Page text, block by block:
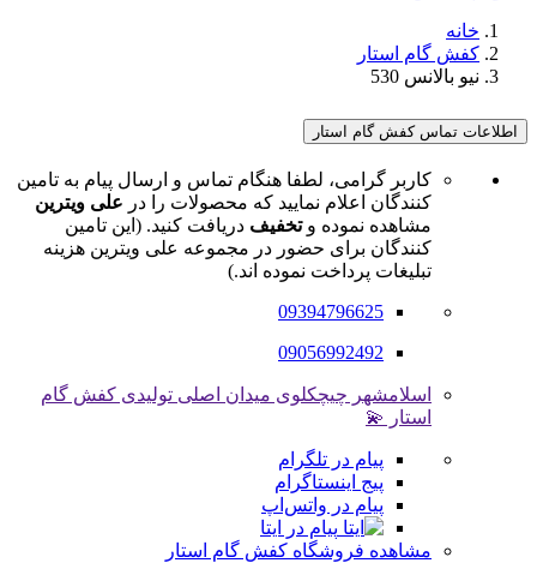
خانه
کفش گام استار
نیو بالانس 530
اطلاعات تماس کفش گام استار
کاربر گرامی، لطفا هنگام تماس و ارسال پیام به تامین
کنندگان اعلام نمایید که محصولات را در علی ویترین
مشاهده نموده وتخفیف دریافت کنید. (این تامین
کنندگان برای حضور در مجموعه علی ویترین هزینه
تبلیغات پرداخت نموده اند.)
09394796625
09056992492
اسلامشهر چیچکلوی میدان اصلی تولیدی کفش گام
استار 💫
پیام در تلگرام
پیج اینستاگرام
پیام در واتس‌اپ
پیام در ایتا
مشاهده فروشگاه کفش گام استار